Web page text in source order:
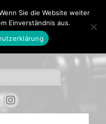
Stadtkapelle
Ettenheim
Instagram
Sie die Website weiter
Einverständnis aus.